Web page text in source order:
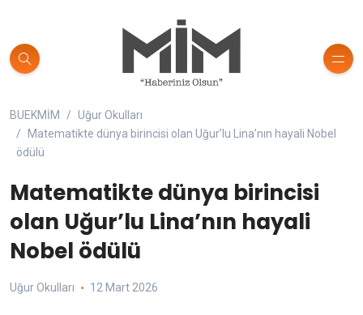
BUEKMİM
Uğur Okulları
Matematikte dünya birincisi olan Uğur’lu Lina’nın hayali Nobel
ödülü
Matematikte dünya birincisi
olan Uğur’lu Lina’nın hayali
Nobel ödülü
Uğur Okulları 12 Mart 2026